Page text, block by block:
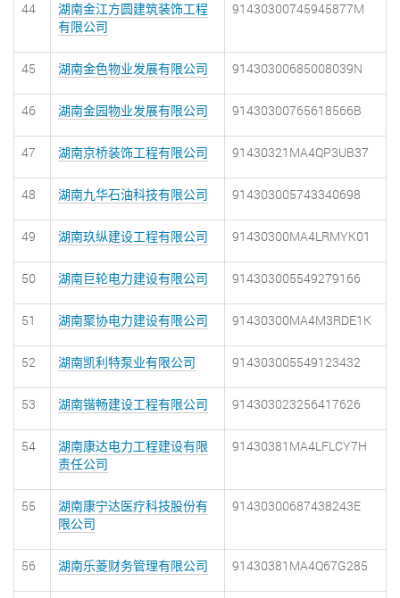
44
湖南金江方圆建筑装饰工程
有限公司
91430300745945877M
45 湖南金色物业发展有限公司 91430300685008039N
46 湖南金园物业发展有限公司 91430300765618566B
47 湖南京桥装饰工程有限公司 91430321MA4QP3UB37
48 湖南九华石油科技有限公司 914303005743340698
49 湖南玖纵建设工程有限公司 91430300MA4LRMYK01
50 湖南巨轮电力建设有限公司 914303005549279166
51 湖南聚协电力建设有限公司 91430300MA4M3RDE1K
52 湖南凯利特泵业有限公司 914303005549123432
53 湖南锴畅建设工程有限公司 914303023256417626
54
湖南康达电力工程建设有限
责任公司
91430381MA4LFLCY7H
55
湖南康宁达医疗科技股份有
限公司
91430300687438243E
56 湖南乐菱财务管理有限公司 91430381MA4Q67G285